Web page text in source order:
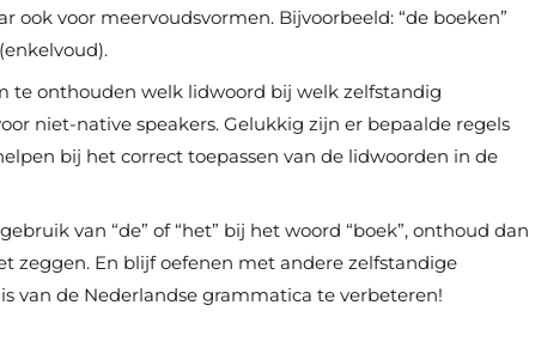
ook voor meervoudsvormen. Bijvoorbeeld: “de boeken”
te onthouden welk lidwoord bij welk zelfstandig
niet-native speakers. Gelukkig zijn er bepaalde regels
bij het correct toepassen van de lidwoorden in de
van “de” of “het” bij het woord “boek”, onthoud dan
zeggen. En blijf oefenen met andere zelfstandige
van de Nederlandse grammatica te verbeteren!